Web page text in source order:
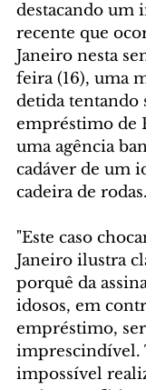
destacando um
recente que
Janeiro nesta
feira (16), uma
detida tentando
empréstimo de
uma agência
cadáver de um
cadeira de rodas.
"Este caso
Janeiro ilustra
porquê da
idosos, em
empréstimo,
imprescindível.
impossível